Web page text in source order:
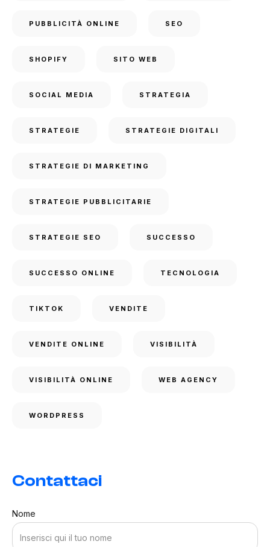
PUBBLICITÀ ONLINE SEO
SHOPIFY SITO WEB
SOCIAL MEDIA STRATEGIA
STRATEGIE STRATEGIE DIGITALI
STRATEGIE DI MARKETING
STRATEGIE PUBBLICITARIE
STRATEGIE SEO SUCCESSO
SUCCESSO ONLINE TECNOLOGIA
TIKTOK VENDITE
VENDITE ONLINE VISIBILITÀ
VISIBILITÀ ONLINE WEB AGENCY
WORDPRESS
Contattaci
Nome